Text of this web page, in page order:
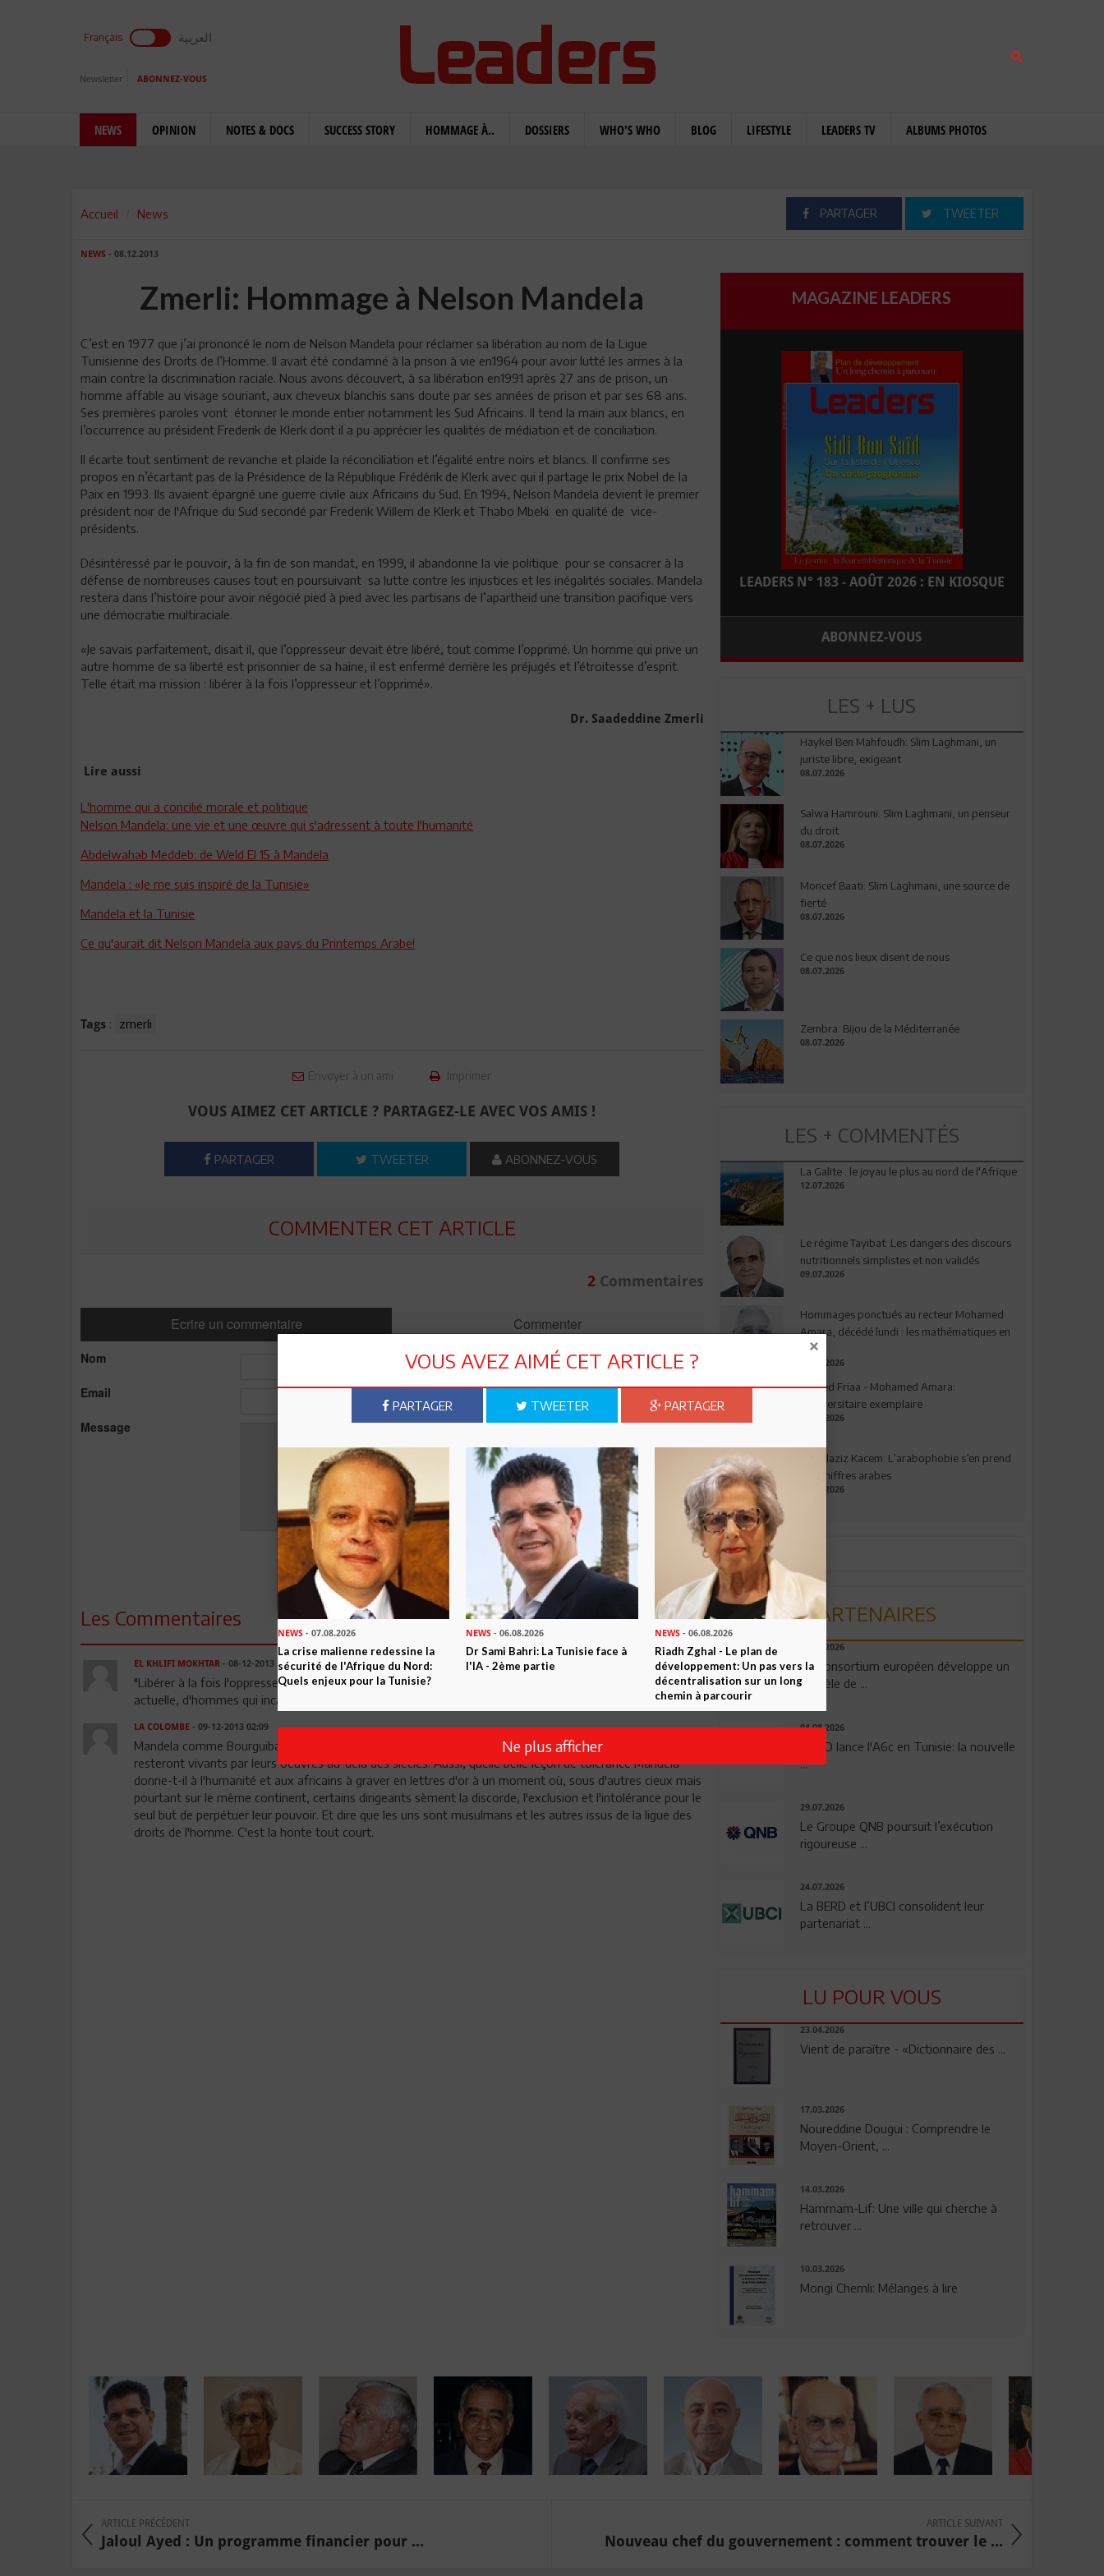
Français العربية
Newsletter ABONNEZ-VOUS
NEWS OPINION NOTES & DOCS SUCCESS STORY HOMMAGE À.. DOSSIERS WHO'S WHO BLOG LIFESTYLE LEADERS TV ALBUMS PHOTOS
Accueil News PARTAGER TWEETER
NEWS - 08.12.2013
Zmerli: Hommage à Nelson Mandela
C’est en 1977 que j’ai prononcé le nom de Nelson Mandela pour réclamer sa libération au nom de la Ligue
Tunisienne des Droits de l’Homme. Il avait été condamné à la prison à vie en1964 pour avoir lutté les armes à la
main contre la discrimination raciale. Nous avons découvert, à sa libération en1991 après 27 ans de prison, un
homme affable au visage souriant, aux cheveux blanchis sans doute par ses années de prison et par ses 68 ans.
Ses premières paroles vont étonner le monde entier notamment les Sud Africains. Il tend la main aux blancs, en
l’occurrence au président Frederik de Klerk dont il a pu apprécier les qualités de médiation et de conciliation.
Il écarte tout sentiment de revanche et plaide la réconciliation et l’égalité entre noirs et blancs. Il confirme ses
propos en n’écartant pas de la Présidence de la République Frédérik de Klerk avec qui il partage le prix Nobel de la
Paix en 1993. Ils avaient épargné une guerre civile aux Africains du Sud. En 1994, Nelson Mandela devient le premier
président noir de l'Afrique du Sud secondé par Frederik Willem de Klerk et Thabo Mbeki en qualité de vice-
présidents.
Désintéressé par le pouvoir, à la fin de son mandat, en 1999, il abandonne la vie politique pour se consacrer à la
défense de nombreuses causes tout en poursuivant sa lutte contre les injustices et les inégalités sociales. Mandela
restera dans l’histoire pour avoir négocié pied à pied avec les partisans de l’apartheid une transition pacifique vers
une démocratie multiraciale.
«Je savais parfaitement, disait il, que l’oppresseur devait être libéré, tout comme l’opprimé. Un homme qui prive un
autre homme de sa liberté est prisonnier de sa haine, il est enfermé derrière les préjugés et l’étroitesse d’esprit.
Telle était ma mission : libérer à la fois l’oppresseur et l’opprimé».
Dr. Saadeddine Zmerli
Lire aussi
L'homme qui a concilié morale et politique
Nelson Mandela: une vie et une œuvre qui s'adressent à toute l'humanité
Abdelwahab Meddeb: de Weld El 15 à Mandela
Mandela : «Je me suis inspiré de la Tunisie»
Mandela et la Tunisie
Ce qu'aurait dit Nelson Mandela aux pays du Printemps Arabe!
Tags : zmerli
Envoyer à un ami Imprimer
VOUS AIMEZ CET ARTICLE ? PARTAGEZ-LE AVEC VOS AMIS !
PARTAGER TWEETER ABONNEZ-VOUS
COMMENTER CET ARTICLE
2Commentaires
Ecrire un commentaire Commenter
Nom
Email
Message
Les Commentaires
EL KHLIFI MOKHTAR- 08-12-2013 19:04
"Libérer à la fois l'oppresseur et l'opprimé".Oui, nous avons tant besoin, sous nos cieux et à l'heure
actuelle, d'hommes qui incarnent et partagent ces nobles convictions.
LA COLOMBE- 09-12-2013 02:09
Mandela comme Bourguiba appartient à cette race de politiques ayant incarné le vingtième siècle. Ils
resteront vivants par leurs oeuvres au-delà des siècles. Aussi, quelle belle leçon de tolérance Mandela
donne-t-il à l'humanité et aux africains à graver en lettres d'or à un moment où, sous d'autres cieux mais
pourtant sur le même continent, certains dirigeants sèment la discorde, l'exclusion et l'intolérance pour le
seul but de perpétuer leur pouvoir. Et dire que les uns sont musulmans et les autres issus de la ligue des
droits de l'homme. C'est la honte tout court.
MAGAZINE LEADERS
LEADERS N° 183 - AOÛT 2026 : EN KIOSQUE
ABONNEZ-VOUS
LES + LUS
Haykel Ben Mahfoudh: Slim Laghmani, un
juriste libre, exigeant
08.07.2026
Salwa Hamrouni: Slim Laghmani, un penseur
du droit
08.07.2026
Moncef Baati: Slim Laghmani, une source de
fierté
08.07.2026
Ce que nos lieux disent de nous
08.07.2026
Zembra: Bijou de la Méditerranée
08.07.2026
LES + COMMENTÉS
La Galite : le joyau le plus au nord de l'Afrique
12.07.2026
Le régime Tayibat: Les dangers des discours
nutritionnels simplistes et non validés
09.07.2026
Hommages ponctués au recteur Mohamed
Amara, décédé lundi : les mathématiques en
deuil
03.08.2026
Ahmed Friaa - Mohamed Amara:
l’Universitaire exemplaire
04.08.2026
Abdelaziz Kacem: L’arabophobie s’en prend
aux chiffres arabes
09.07.2026
PARTENAIRES
06.08.2026
Un consortium européen développe un
modèle de ...
04.08.2026
OPPO lance l'A6c en Tunisie: la nouvelle
...
29.07.2026
Le Groupe QNB poursuit l’exécution
rigoureuse ...
24.07.2026
La BERD et l’UBCI consolident leur
partenariat ...
LU POUR VOUS
23.04.2026
Vient de paraître - «Dictionnaire des ...
17.03.2026
Noureddine Dougui : Comprendre le
Moyen-Orient, ...
14.03.2026
Hammam-Lif: Une ville qui cherche à
retrouver ...
10.03.2026
Mongi Chemli: Mélanges à lire
ARTICLE PRÉCÉDENT
Jaloul Ayed : Un programme financier pour ...
ARTICLE SUIVANT
Nouveau chef du gouvernement : comment trouver le ...
VOUS AVEZ AIMÉ CET ARTICLE ?
PARTAGER TWEETER PARTAGER
NEWS - 07.08.2026
La crise malienne redessine la
sécurité de l'Afrique du Nord:
Quels enjeux pour la Tunisie?
NEWS - 06.08.2026
Dr Sami Bahri: La Tunisie face à
l'IA - 2ème partie
NEWS- 06.08.2026
Riadh Zghal - Le plan de
développement: Un pas vers la
décentralisation sur un long
chemin à parcourir
Ne plus afficher